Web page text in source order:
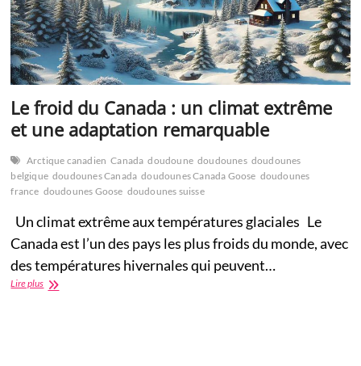
Le froid du Canada : un climat extrême
et une adaptation remarquable
Arctique canadien Canada doudoune doudounes doudounes
belgique doudounes Canada doudounes Canada Goose doudounes
france doudounes Goose doudounes suisse
Un climat extrême aux températures glaciales Le
Canada est l’un des pays les plus froids du monde, avec
des températures hivernales qui peuvent…
Lire plusLe